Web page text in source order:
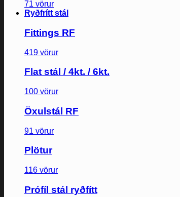
71 vörur
Ryðfrítt stál
Fittings RF
419 vörur
Flat stál / 4kt. / 6kt.
100 vörur
Öxulstál RF
91 vörur
Plötur
116 vörur
Prófíl stál ryðfítt